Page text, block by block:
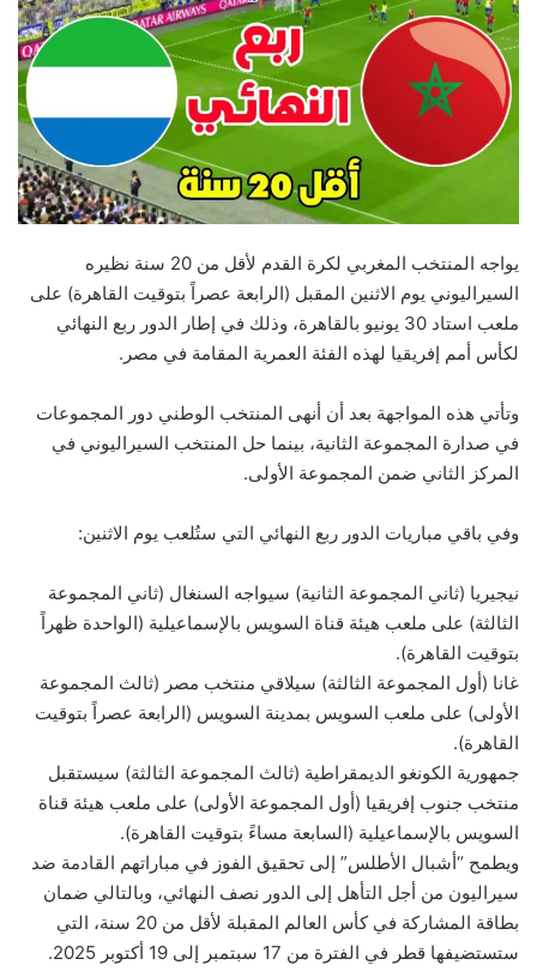
n
e
m
a
l
يواجه المنتخب المغربي لكرة القدم لأقل من 20 سنة نظيره
السيراليوني يوم الاثنين المقبل (الرابعة عصراً بتوقيت القاهرة) على
ملعب استاد 30 يونيو بالقاهرة، وذلك في إطار الدور ربع النهائي
لكأس أمم إفريقيا لهذه الفئة العمرية المقامة في مصر.
وتأتي هذه المواجهة بعد أن أنهى المنتخب الوطني دور المجموعات
في صدارة المجموعة الثانية، بينما حل المنتخب السيراليوني في
المركز الثاني ضمن المجموعة الأولى.
وفي باقي مباريات الدور ربع النهائي التي ستُلعب يوم الاثنين:
نيجيريا (ثاني المجموعة الثانية) سيواجه السنغال (ثاني المجموعة
الثالثة) على ملعب هيئة قناة السويس بالإسماعيلية (الواحدة ظهراً
بتوقيت القاهرة).
غانا (أول المجموعة الثالثة) سيلاقي منتخب مصر (ثالث المجموعة
الأولى) على ملعب السويس بمدينة السويس (الرابعة عصراً بتوقيت
القاهرة).
جمهورية الكونغو الديمقراطية (ثالث المجموعة الثالثة) سيستقبل
منتخب جنوب إفريقيا (أول المجموعة الأولى) على ملعب هيئة قناة
السويس بالإسماعيلية (السابعة مساءً بتوقيت القاهرة).
ويطمح “أشبال الأطلس” إلى تحقيق الفوز في مباراتهم القادمة ضد
سيراليون من أجل التأهل إلى الدور نصف النهائي، وبالتالي ضمان
بطاقة المشاركة في كأس العالم المقبلة لأقل من 20 سنة، التي
ستستضيفها قطر في الفترة من 17 سبتمبر إلى 19 أكتوبر 2025.